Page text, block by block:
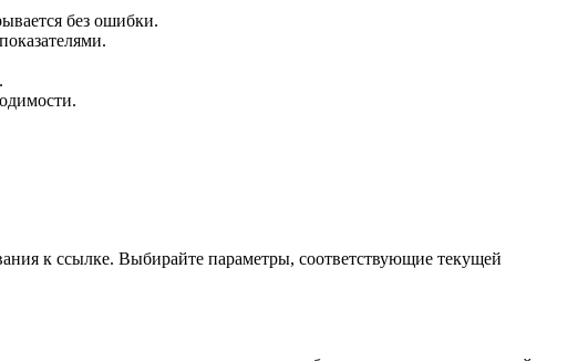
без ошибки.
к ссылке. Выбирайте параметры, соответствующие текущей